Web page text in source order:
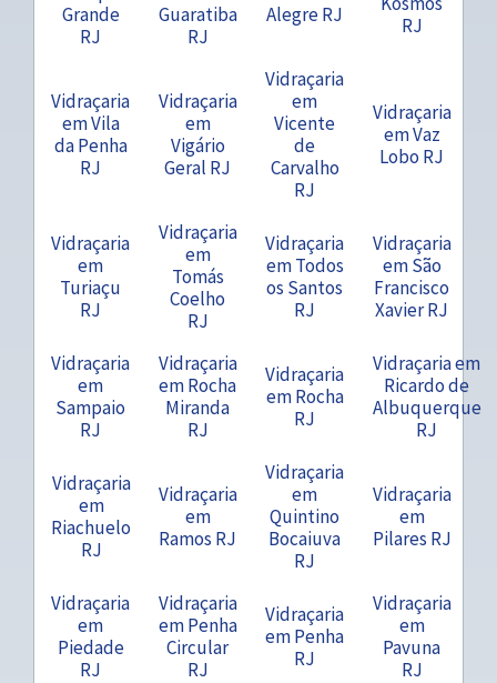
Grande
RJ
Guaratiba
RJ
Alegre RJ
RJ
Vidraçaria
em Vila
da Penha
RJ
Vidraçaria
em
Vigário
Geral RJ
Vidraçaria
em
Vicente
de
Carvalho
RJ
Vidraçaria
em Vaz
Lobo RJ
Vidraçaria
em
Turiaçu
RJ
Vidraçaria
em
Tomás
Coelho
RJ
Vidraçaria
em Todos
os Santos
RJ
Vidraçaria
em São
Francisco
Xavier RJ
Vidraçaria
em
Sampaio
RJ
Vidraçaria
em Rocha
Miranda
RJ
Vidraçaria
em Rocha
RJ
Vidraçaria em
Ricardo de
Albuquerque
RJ
Vidraçaria
em
Riachuelo
RJ
Vidraçaria
em
Ramos RJ
Vidraçaria
em
Quintino
Bocaiuva
RJ
Vidraçaria
em
Pilares RJ
Vidraçaria
em
Piedade
RJ
Vidraçaria
em Penha
Circular
RJ
Vidraçaria
em Penha
RJ
Vidraçaria
em
Pavuna
RJ